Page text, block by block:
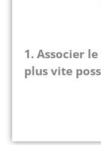
1. Associer
plus vite